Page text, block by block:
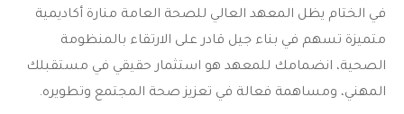
في الختام يظل المعهد العالي للصحة العامة منارة أكاديمية
متميزة تسهم في بناء جيل قادر على الارتقاء بالمنظومة
الصحية، انضمامك للمعهد هو استثمار حقيقي في مستقبلك
المهني، ومساهمة فعالة في تعزيز صحة المجتمع وتطويره.